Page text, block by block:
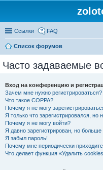
Ссылки FAQ
Список форумов
Часто задаваемые
Вход на конференцию и
Зачем мне нужно регистрироваться?
Что такое COPPA?
Почему я не могу
Я только что зарегистрировался, но
Почему я не могу войти?
Я давно зарегистрирован, но больше
Я забыл пароль!
Почему мне периодически
Что делает функция «Удалить